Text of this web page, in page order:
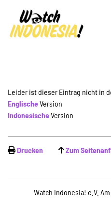
Leider ist dieser Eintrag nicht in
EnglischeVersion
IndonesischeVersion
Drucken Zum
Watch Indonesia! e.V.